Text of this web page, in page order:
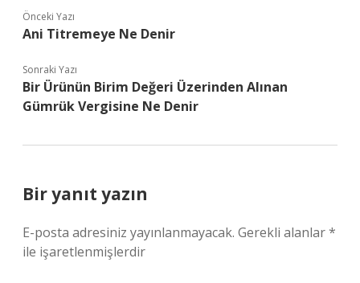
Önceki Yazı
Ani Titremeye Ne Denir
Sonraki Yazı
Bir Ürünün Birim Değeri Üzerinden Alınan
Gümrük Vergisine Ne Denir
Bir yanıt yazın
E-posta adresiniz yayınlanmayacak. Gerekli alanlar*
ile işaretlenmişlerdir